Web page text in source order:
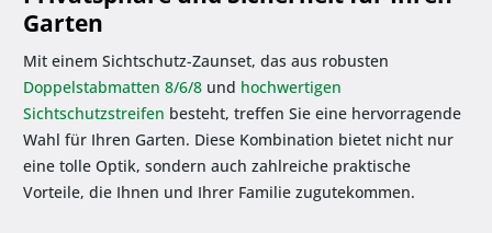
Garten
Mit einem Sichtschutz-Zaunset, das aus robusten
Doppelstabmatten 8/6/8und hochwertigen
Sichtschutzstreifen besteht, treffen Sie eine hervorragende
Wahl für Ihren Garten. Diese Kombination bietet nicht nur
eine tolle Optik, sondern auch zahlreiche praktische
Vorteile, die Ihnen und Ihrer Familie zugutekommen.